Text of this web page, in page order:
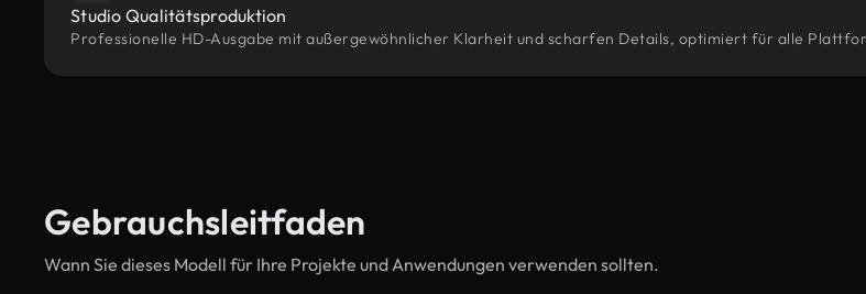
Studio Qualitätsproduktion
Professionelle HD-Ausgabe mit außergewöhnlicher Klarheit und scharfen Details, optimiert für alle
Gebrauchsleitfaden
Wann Sie dieses Modell für Ihre Projekte und Anwendungen verwenden sollten.